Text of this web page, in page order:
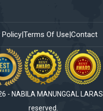
Policy Terms Of Use Contact
- NABILA MANUNGGAL LARAS
reserved.